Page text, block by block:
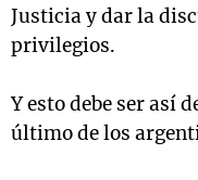
Justicia y dar la
privilegios.
Y esto debe ser así
último de los